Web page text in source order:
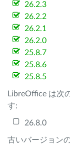
26.2.3
26.2.2
26.2.1
26.2.0
25.8.7
25.8.6
25.8.5
LibreOffice は次
す:
26.8.0
古いバージョン